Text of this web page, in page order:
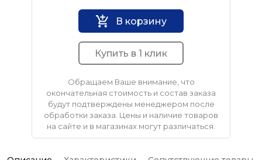
В корзину
Купить в 1 клик
Обращаем Ваше внимание, что
окончательная стоимость и состав заказа
будут подтверждены менеджером после
обработки заказа. Цены и наличие товаров
на сайте и в магазинах могут различаться.